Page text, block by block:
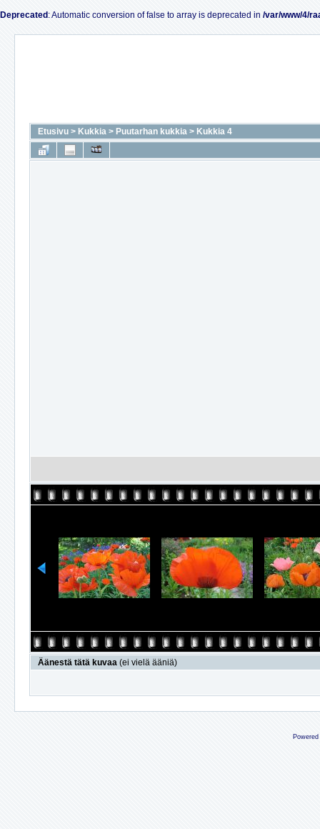
Deprecated : Automatic conversion of false to array is deprecated in /var/www/4/
Etusivu > Kukkia > Puutarhan kukkia > Kukkia 4
Äänestä tätä kuvaa (ei vielä ääniä)